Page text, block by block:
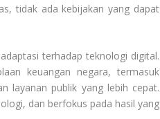
tidak ada kebijakan yang dapat
terhadap teknologi digital.
keuangan negara, termasuk
layanan publik yang lebih cepat.
dan berfokus pada hasil yang